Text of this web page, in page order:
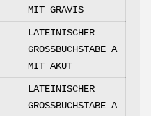
MIT GRAVIS
LATEINISCHER
GROSSBUCHSTABE A
MIT AKUT
LATEINISCHER
GROSSBUCHSTABE A